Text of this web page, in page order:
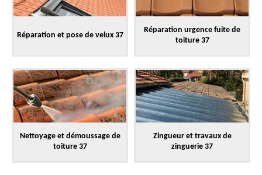
Réparation et pose de velux 37
Réparation urgence fuite de
toiture 37
Nettoyage et démoussage de
toiture 37
Zingueur et travaux de
zinguerie 37